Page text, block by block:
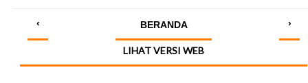
‹ ›
BERANDA
LIHAT VERSI WEB